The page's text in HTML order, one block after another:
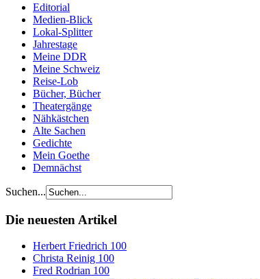
Editorial
Medien-Blick
Lokal-Splitter
Jahrestage
Meine DDR
Meine Schweiz
Reise-Lob
Bücher, Bücher
Theatergänge
Nähkästchen
Alte Sachen
Gedichte
Mein Goethe
Demnächst
Suchen...
Die neuesten Artikel
Herbert Friedrich 100
Christa Reinig 100
Fred Rodrian 100